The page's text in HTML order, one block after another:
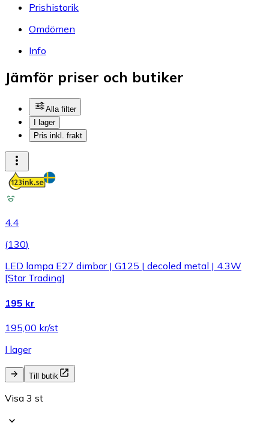
Prishistorik
Omdömen
Info
Jämför priser och butiker
Alla filter
I lager
Pris inkl. frakt
4.4
(130)
LED lampa E27 dimbar | G125 | decoled metal | 4.3W
[Star Trading]
195 kr
195,00 kr/st
I lager
Till butik
Visa 3 st